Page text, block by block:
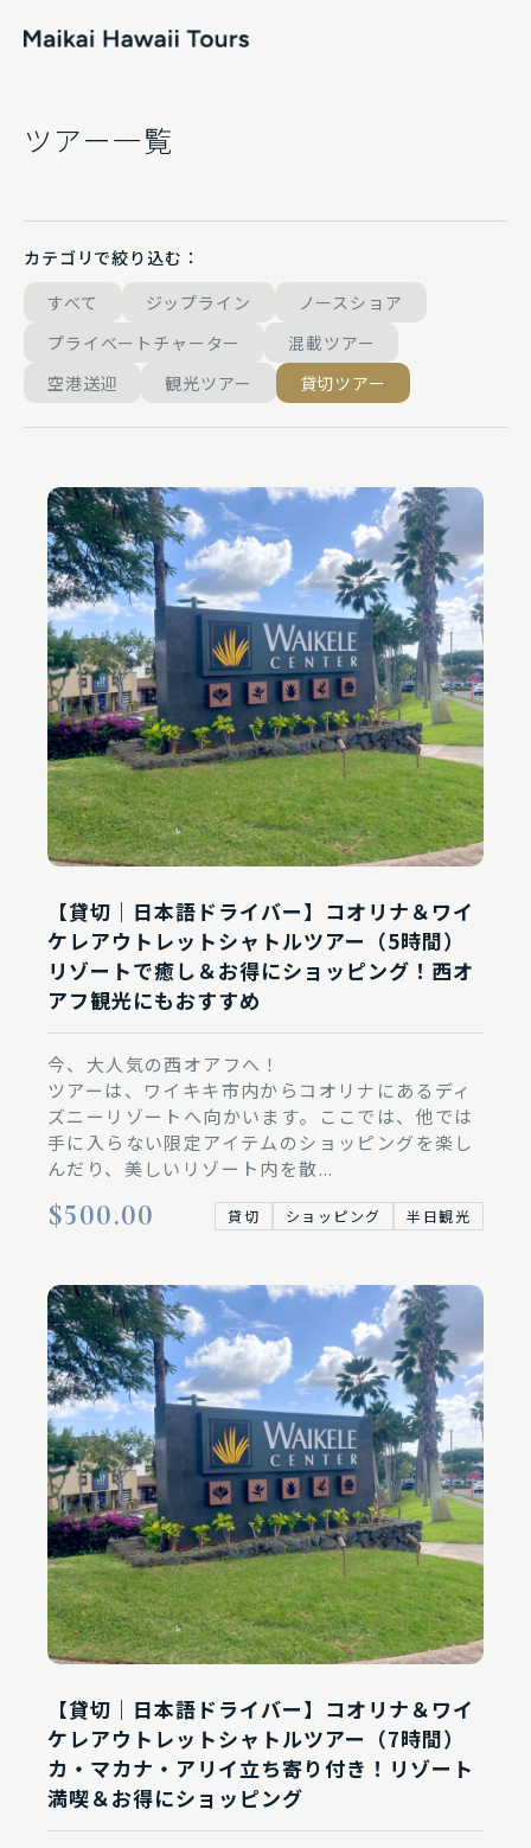
運営会社
プライベートチャーターお見積もり
プライバシーポリシー及び利用規約
予約する
予約確認
ツアー一覧
カテゴリで絞り込む：
すべて
ジップライン
ノースショア
プライベートチャーター
混載ツアー
空港送迎
観光ツアー 貸切ツアー
【貸切｜日本語ドライバー】コオリナ＆ワイ
ケレアウトレットシャトルツアー（5時間）
リゾートで癒し＆お得にショッピング！西オ
アフ観光にもおすすめ
今、大人気の西オアフへ！
ツアーは、ワイキキ市内からコオリナにあるディ
ズニーリゾートへ向かいます。ここでは、他では
手に入らない限定アイテムのショッピングを楽し
んだり、美しいリゾート内を散...
$500.00 貸切 ショッピング 半日観光
【貸切｜日本語ドライバー】コオリナ＆ワイ
ケレアウトレットシャトルツアー（7時間）
カ・マカナ・アリイ立ち寄り付き！リゾート
満喫＆お得にショッピング